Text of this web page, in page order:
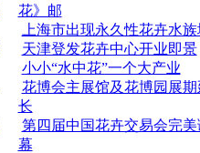
花》邮
上海市出现永久性花卉水族
天津登发花卉中心开业即景
小小“水中花”一个大产业
花博会主展馆及花博园展期
长
第四届中国花卉交易会完美
幕